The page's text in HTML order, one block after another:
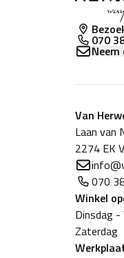
070
Van
Laan van
2274 EK
070
Winkel
Dinsdag -
Zaterdag